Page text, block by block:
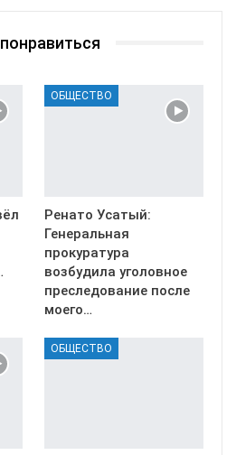
ОБЩЕСТВО
Ренато Усатый:
Генеральная
прокуратура
возбудила уголовное
преследование после
моего…
ОБЩЕСТВО